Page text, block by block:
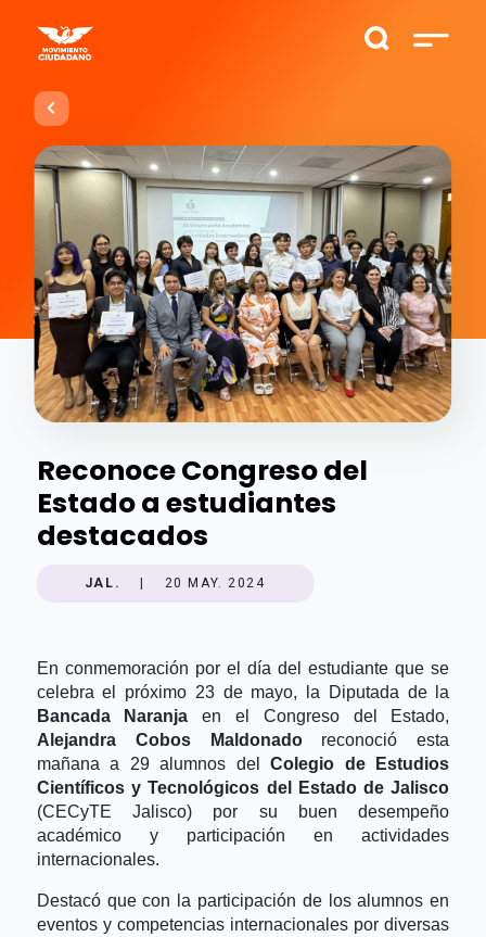
Reconoce Congreso del
Estado a estudiantes
destacados
JAL. 20 MAY. 2024
En conmemoración por el día del estudiante que se
celebra el próximo 23 de mayo, la Diputada de la
Bancada Naranja en el Congreso del Estado,
Alejandra Cobos Maldonadoreconoció esta
mañana a 29 alumnos delColegio de Estudios
Científicos y Tecnológicos del Estado de Jalisco
(CECyTE Jalisco) por su buen desempeño
académico y participación en actividades
internacionales.
Destacó que con la participación de los alumnos en
eventos y competencias internacionales por diversas